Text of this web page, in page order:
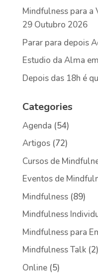
Mindfulness para a
29 Outubro 2026
Parar para depois
Estudio da Alma
Depois das 18h é
Categories
Agenda (54)
Artigos(72)
Cursos de
Eventos de
Mindfulness(89)
Mindfulness
Mindfulness para
Mindfulness Talk(2)
Online(5)